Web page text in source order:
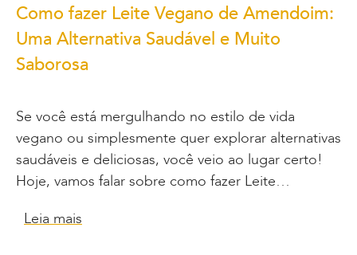
Como fazer Leite Vegano de Amendoim:
Uma Alternativa Saudável e Muito
Saborosa
Se você está mergulhando no estilo de vida
vegano ou simplesmente quer explorar alternativas
saudáveis e deliciosas, você veio ao lugar certo!
Hoje, vamos falar sobre como fazer Leite…
Leia mais